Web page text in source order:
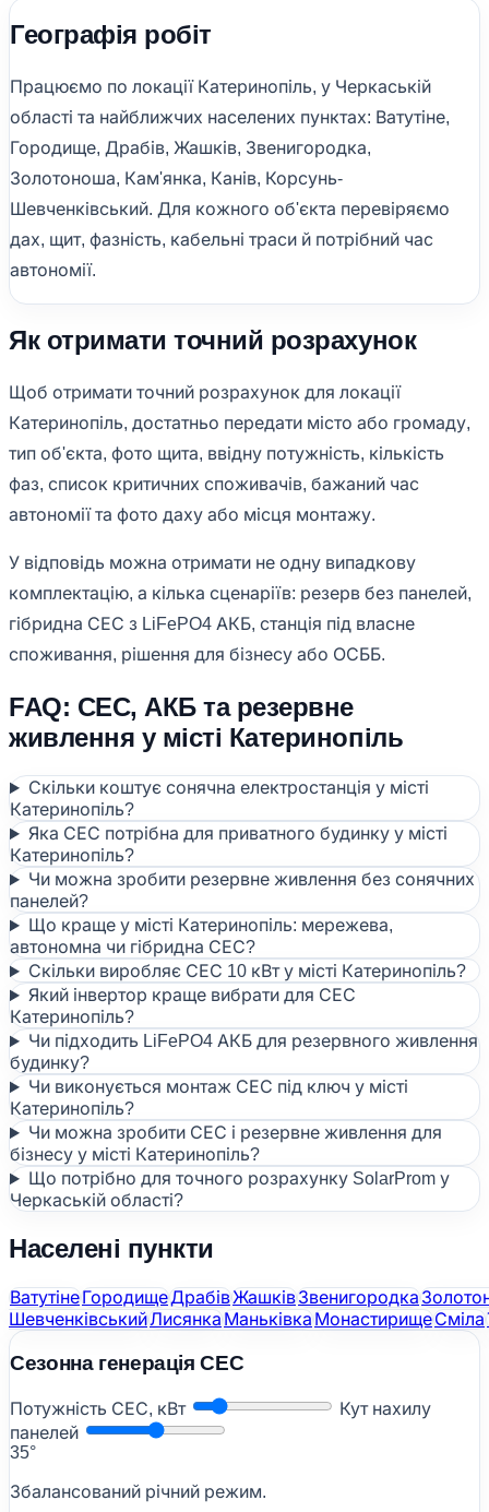
Географія робіт
Працюємо по локації Катеринопіль, у Черкаській
області та найближчих населених пунктах: Ватутіне,
Городище, Драбів, Жашків, Звенигородка,
Золотоноша, Кам'янка, Канів, Корсунь-
Шевченківський. Для кожного об'єкта перевіряємо
дах, щит, фазність, кабельні траси й потрібний час
автономії.
Як отримати точний розрахунок
Щоб отримати точний розрахунок для локації
Катеринопіль, достатньо передати місто або громаду,
тип об'єкта, фото щита, ввідну потужність, кількість
фаз, список критичних споживачів, бажаний час
автономії та фото даху або місця монтажу.
У відповідь можна отримати не одну випадкову
комплектацію, а кілька сценаріїв: резерв без панелей,
гібридна СЕС з LiFePO4 АКБ, станція під власне
споживання, рішення для бізнесу або ОСББ.
FAQ: СЕС, АКБ та резервне
живлення у місті Катеринопіль
Скільки коштує сонячна електростанція у місті
Катеринопіль?
Яка СЕС потрібна для приватного будинку у місті
Катеринопіль?
Чи можна зробити резервне живлення без сонячних
панелей?
Що краще у місті Катеринопіль: мережева,
автономна чи гібридна СЕС?
Скільки виробляє СЕС 10 кВт у місті Катеринопіль?
Який інвертор краще вибрати для СЕС
Катеринопіль?
Чи підходить LiFePO4 АКБ для резервного живлення
будинку?
Чи виконується монтаж СЕС під ключ у місті
Катеринопіль?
Чи можна зробити СЕС і резервне живлення для
бізнесу у місті Катеринопіль?
Що потрібно для точного розрахунку SolarProm у
Черкаській області?
Населені пункти
ВатутінеГородищеДрабівЖашківЗвенигородка
ШевченківськийЛисянка Маньківка МонастирищеСміла
Сезонна генерація СЕС
Потужність СЕС, кВт
Кут нахилу
панелей
35°
Збалансований річний режим.